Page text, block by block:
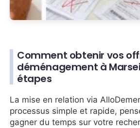
Comment obtenir vos
déménagement à
étapes
La mise en relation via
processus simple et rapide,
gagner du temps sur votre